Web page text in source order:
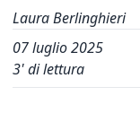
Laura Berlinghieri
07 luglio 2025
3' di lettura